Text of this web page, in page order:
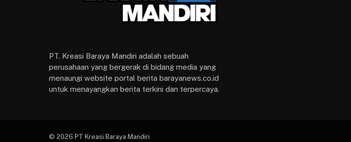
PT. Kreasi Baraya Mandiri adalah sebuah
perusahaan yang bergerak di bidang media yang
menaungi website portal berita barayanews.co.id
untuk menayangkan berita terkini dan terpercaya.
© 2026 PT Kreasi Baraya Mandiri